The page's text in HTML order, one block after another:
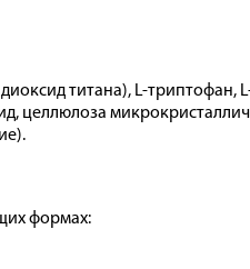
титана), L-
целлюлоза
формах: